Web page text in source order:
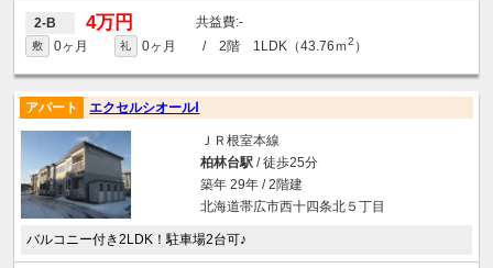
2-B 4万円 -
敷 0ヶ月 礼 0ヶ月 / 2階 1LDK（43.76ｍ2 ）
アパート エクセルシオールⅠ
ＪＲ根室本線
柏林台駅/ 徒歩25分
築年 29年 / 2階建
北海道帯広市西十四条北５丁目
バルコニー付き2LDK！駐車場2台可♪